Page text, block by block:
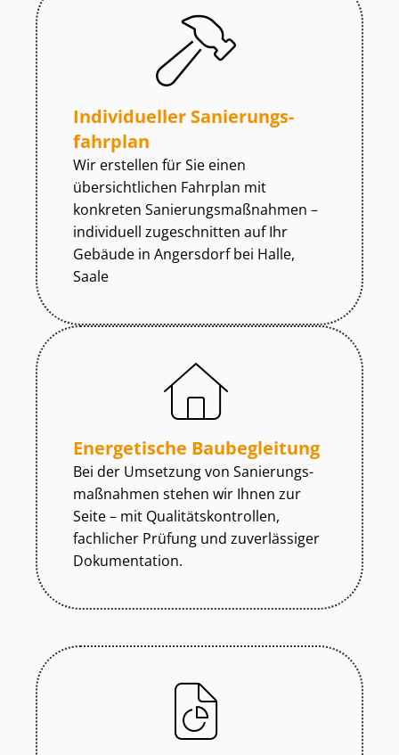
Individueller Sa­nie­rungs­
fahr­plan
Wir erstellen für Sie einen
übersichtlichen Fahrplan mit
konkreten Sa­nie­rungs­maß­nah­men –
individuell zugeschnitten auf Ihr
Gebäude in Angersdorf bei Halle,
Saale
Energetische Baubegleitung
Bei der Umsetzung von Sa­nie­rungs­
maß­nah­men stehen wir Ihnen zur
Seite – mit Qua­li­täts­kon­trol­len,
fachlicher Prüfung und zuverlässiger
Dokumentation.